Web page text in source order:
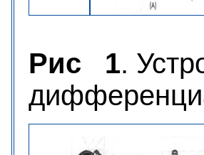
Рис 1.